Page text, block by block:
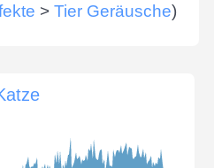
> Tier Geräusche)